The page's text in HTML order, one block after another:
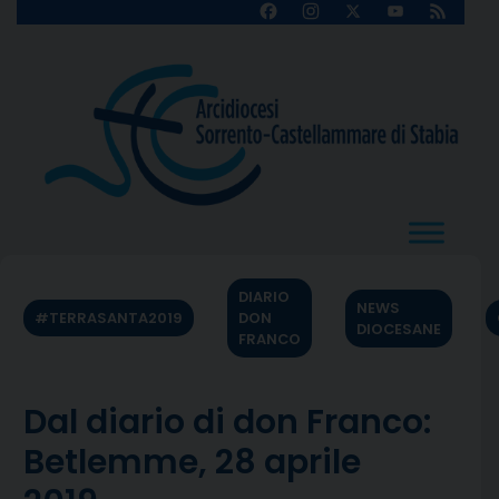
FacebookInstagram
X
YouTube
Feed
#TERRASANTA2019
DIARIO
DON
FRANCO
NEWS
DIOCESANE
Dal diario di don Franco:
Betlemme, 28 aprile